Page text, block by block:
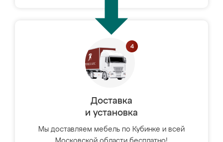
Доставка
и установка
Мы доставляем мебель по Кубинке и всей